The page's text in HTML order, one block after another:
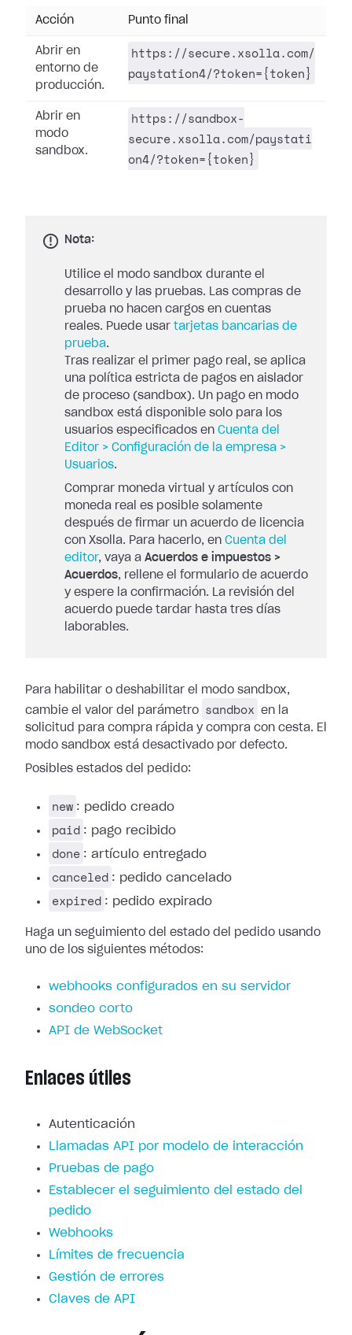
Acción Punto final
Abrir en
entorno de
producción.
https://secure.xsolla.com/
paystation4/?token={token}
Abrir en
modo
sandbox.
https://sandbox-
secure.xsolla.com/paystati
on4/?token={token}
Nota:
Utilice el modo sandbox durante el
desarrollo y las pruebas. Las compras de
prueba no hacen cargos en cuentas
reales. Puede usar tarjetas bancarias de
prueba.
Tras realizar el primer pago real, se aplica
una política estricta de pagos en aislador
de proceso (sandbox). Un pago en modo
sandbox está disponible solo para los
usuarios especificados en Cuenta del
Editor > Configuración de la empresa >
Usuarios.
Comprar moneda virtual y artículos con
moneda real es posible solamente
después de firmar un acuerdo de licencia
con Xsolla. Para hacerlo, en Cuenta del
editor, vaya a Acuerdos e impuestos >
Acuerdos, rellene el formulario de acuerdo
y espere la confirmación. La revisión del
acuerdo puede tardar hasta tres días
laborables.
Para habilitar o deshabilitar el modo sandbox,
cambie el valor del parámetro
sandbox
en la
solicitud para compra rápida y compra con cesta. El
modo sandbox está desactivado por defecto.
Posibles estados del pedido:
new : pedido creado
paid : pago recibido
done : artículo entregado
canceled : pedido cancelado
expired : pedido expirado
Haga un seguimiento del estado del pedido usando
uno de los siguientes métodos:
webhooks configurados en su servidor
sondeo corto
API de WebSocket
Enlaces útiles
Autenticación
Llamadas API por modelo de interacción
Pruebas de pago
Establecer el seguimiento del estado del
pedido
Webhooks
Límites de frecuencia
Gestión de errores
Claves de API